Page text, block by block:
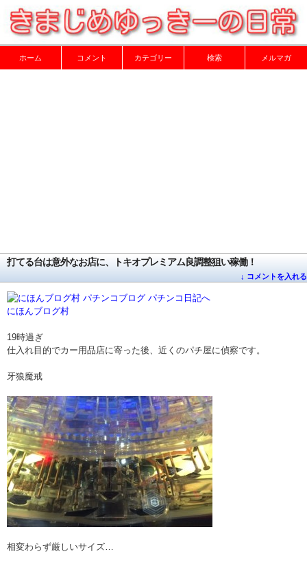
ホーム コメント カテゴリー 検索 メルマガ
打てる台は意外なお店に、トキオプレミアム良調整狙い稼働！
↓ コメントを入れる
にほんブログ村
19時過ぎ
仕入れ目的でカー用品店に寄った後、近くのパチ屋に偵察です。
牙狼魔戒
相変わらず厳しいサイズ…